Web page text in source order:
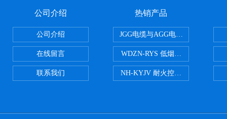
公司介绍
公司介绍
在线留言
联系我们
热销产品
JGG电缆与AGG电缆有什么区别
WDZN-RYS 低烟无卤耐火双绞线
NH-KYJV 耐火控制电缆